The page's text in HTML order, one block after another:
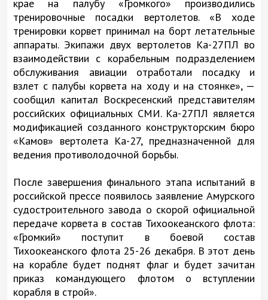
крае на палубу «Громкого» производились
тренировочные посадки вертолетов. «В ходе
тренировки корвет принимал на борт летательные
аппараты. Экипажи двух вертолетов Ка-27ПЛ во
взаимодействии с корабельным подразделением
обслуживания авиации отработали посадку и
взлет с палубы корвета на ходу и на стоянке», —
сообщил капитал Воскресенский представителям
российских официальных СМИ. Ка-27ПЛ является
модификацией созданного конструкторским бюро
«Камов» вертолета Ка-27, предназначенной для
ведения противолодочной борьбы.
После завершения финального этапа испытаний в
российской прессе появилось заявление Амурского
судостроительного завода о скорой официальной
передаче корвета в состав Тихоокеанского флота:
«Громкий» поступит в боевой состав
Тихоокеанского флота 25-26 декабря. В этот день
на корабле будет поднят флаг и будет зачитан
приказ командующего флотом о вступлении
корабля в строй».